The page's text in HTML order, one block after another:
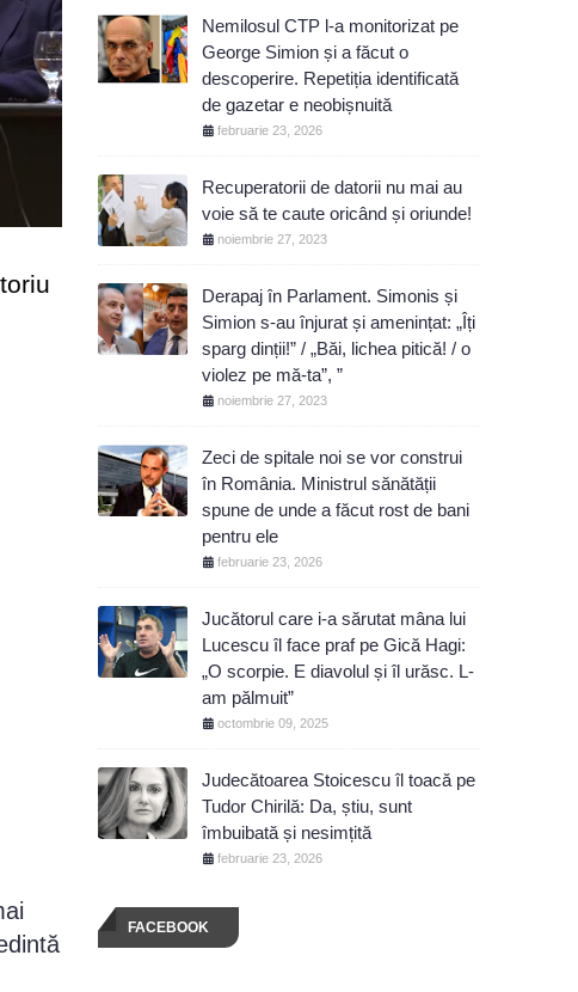
Nemilosul CTP l-a monitorizat pe
George Simion și a făcut o
descoperire. Repetiția identificată
de gazetar e neobișnuită
februarie 23, 2026
Recuperatorii de datorii nu mai au
voie să te caute oricând și oriunde!
noiembrie 27, 2023
Derapaj în Parlament. Simonis și
Simion s-au înjurat și amenințat: „Îți
sparg dinții!” / „Băi, lichea pitică! / o
violez pe mă-ta”, ”
noiembrie 27, 2023
Zeci de spitale noi se vor construi
în România. Ministrul sănătății
spune de unde a făcut rost de bani
pentru ele
februarie 23, 2026
Jucătorul care i-a sărutat mâna lui
Lucescu îl face praf pe Gică Hagi:
„O scorpie. E diavolul și îl urăsc. L-
am pălmuit”
octombrie 09, 2025
Judecătoarea Stoicescu îl toacă pe
Tudor Chirilă: Da, știu, sunt
îmbuibată și nesimțită
februarie 23, 2026
FACEBOOK